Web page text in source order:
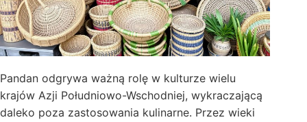
Pandan odgrywa ważną rolę w kulturze wielu
krajów Azji Południowo-Wschodniej, wykraczającą
daleko poza zastosowania kulinarne. Przez wieki